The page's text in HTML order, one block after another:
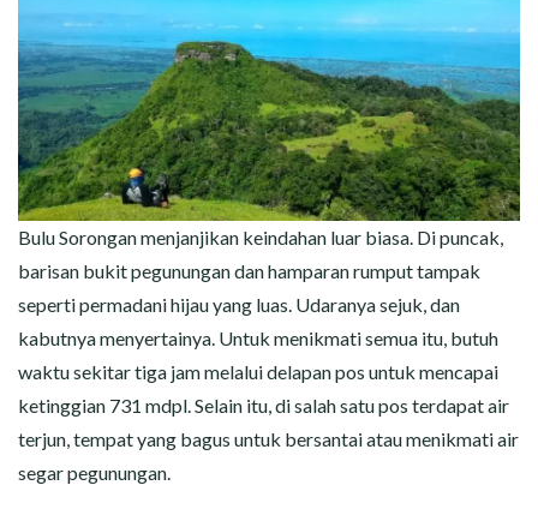
Bulu Sorongan menjanjikan keindahan luar biasa. Di puncak,
barisan bukit pegunungan dan hamparan rumput tampak
seperti permadani hijau yang luas. Udaranya sejuk, dan
kabutnya menyertainya. Untuk menikmati semua itu, butuh
waktu sekitar tiga jam melalui delapan pos untuk mencapai
ketinggian 731 mdpl. Selain itu, di salah satu pos terdapat air
terjun, tempat yang bagus untuk bersantai atau menikmati air
segar pegunungan.